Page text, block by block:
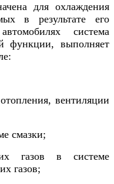
для охлаждения
в результате его
система
функции, выполняет
вентиляции
смазки;
газов в системе
газов;